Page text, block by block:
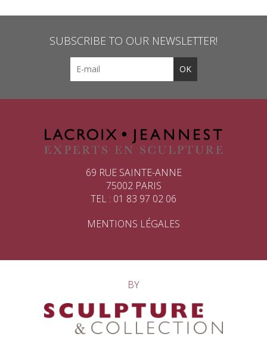
SUBSCRIBE TO OUR NEWSLETTER!
69 RUE SAINTE-ANNE
75002 PARIS
TEL : 01 83 97 02 06
MENTIONS LÉGALES
BY